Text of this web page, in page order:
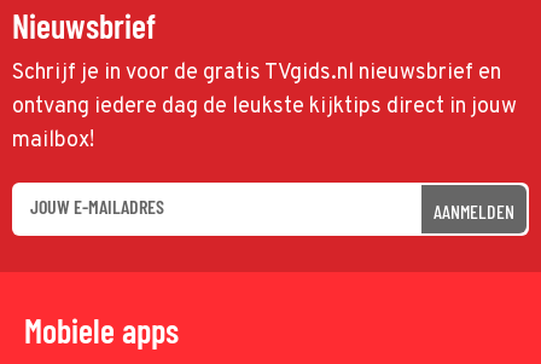
Nieuwsbrief
Schrijf je in voor de gratis TVgids.nl nieuwsbrief en
ontvang iedere dag de leukste kijktips direct in jouw
mailbox!
AANMELDEN
Mobiele apps